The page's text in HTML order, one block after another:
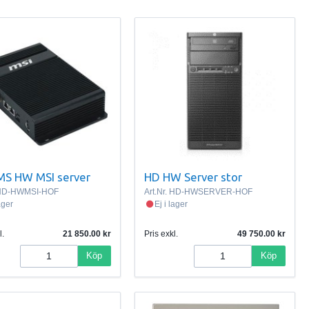
HW MSI server
HWMSI-HOF
21 850.00
Köp
HD HW Server stor
Art.Nr. HD-HWSERVER-HOF
Ej i lager
Pris exkl. 49 750.00
Köp